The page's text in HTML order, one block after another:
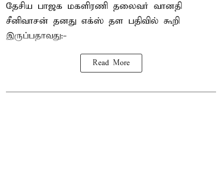
தேசிய பாஜக மகளிரணி தலைவர் வானதி
சீனிவாசன் தனது எக்ஸ் தள பதிவில் கூறி
இருப்பதாவது:-
Read More